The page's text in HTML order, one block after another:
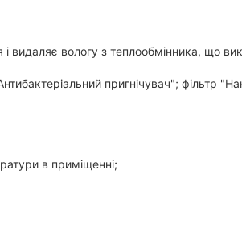
видаляє вологу з теплообмінника, що
пригнічувач"; фільтр
в приміщенні;